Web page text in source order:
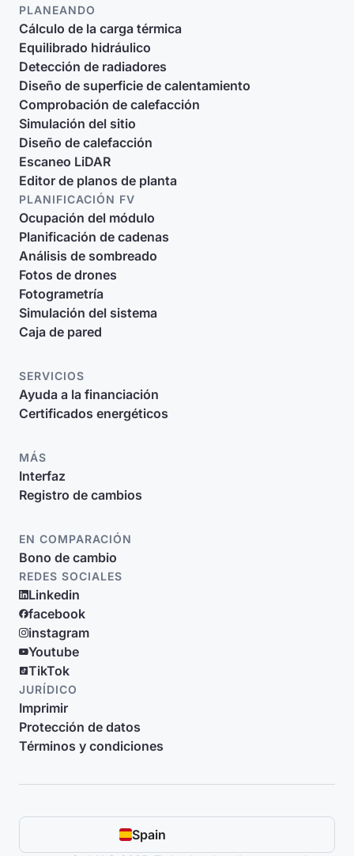
PLANEANDO
Cálculo de la carga térmica
Equilibrado hidráulico
Detección de radiadores
Diseño de superficie de calentamiento
Comprobación de calefacción
Simulación del sitio
Diseño de calefacción
Escaneo LiDAR
Editor de planos de planta
PLANIFICACIÓN FV
Ocupación del módulo
Planificación de cadenas
Análisis de sombreado
Fotos de drones
Fotogrametría
Simulación del sistema
Caja de pared
SERVICIOS
Ayuda a la financiación
Certificados energéticos
MÁS
Interfaz
Registro de cambios
EN COMPARACIÓN
Bono de cambio
REDES SOCIALES
Linkedin
facebook
instagram
Youtube
TikTok
JURÍDICO
Imprimir
Protección de datos
Términos y condiciones
Spain